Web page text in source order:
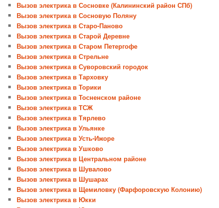
Вызов электрика в Сосновке (Калининский район СПб)
Вызов электрика в Сосновую Поляну
Вызов электрика в Старо-Паново
Вызов электрика в Старой Деревне
Вызов электрика в Старом Петергофе
Вызов электрика в Стрельне
Вызов электрика в Суворовский городок
Вызов электрика в Тарховку
Вызов электрика в Торики
Вызов электрика в Тосненском районе
Вызов электрика в ТСЖ
Вызов электрика в Тярлево
Вызов электрика в Ульянке
Вызов электрика в Усть-Ижоре
Вызов электрика в Ушково
Вызов электрика в Центральном районе
Вызов электрика в Шувалово
Вызов электрика в Шушарах
Вызов электрика в Щемиловку (Фарфоровскую Колонию)
Вызов электрика в Юкки